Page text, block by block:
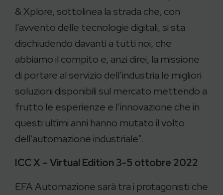
& Xplore, sottolinea la strada che, con
l’avvento delle tecnologie digitali, si sta
dischiudendo davanti a tutti noi, che
abbiamo il compito e, anzi direi, la missione
di portare al servizio dell’industria le migliori
soluzioni disponibili sul mercato mettendo a
frutto le esperienze e l’innovazione che in
questi ultimi anni hanno mutato il volto
dell’automazione industriale”.
ICC X – Virtual Edition 3-5 ottobre 2022
EFA Automazione sarà tra i protagonisti che